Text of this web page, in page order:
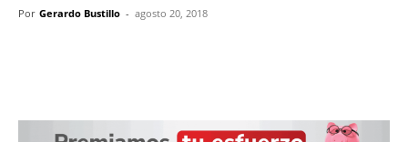
Por Gerardo Bustillo - agosto 20, 2018